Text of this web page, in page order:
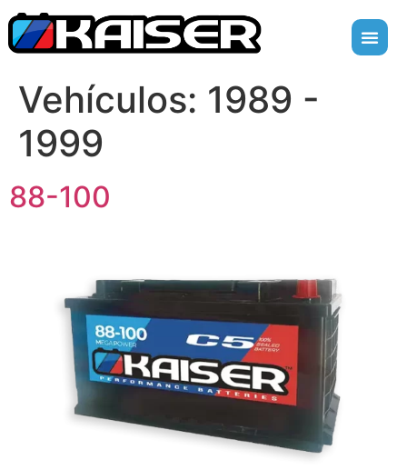
Vehículos: 1989 -
1999
88-100